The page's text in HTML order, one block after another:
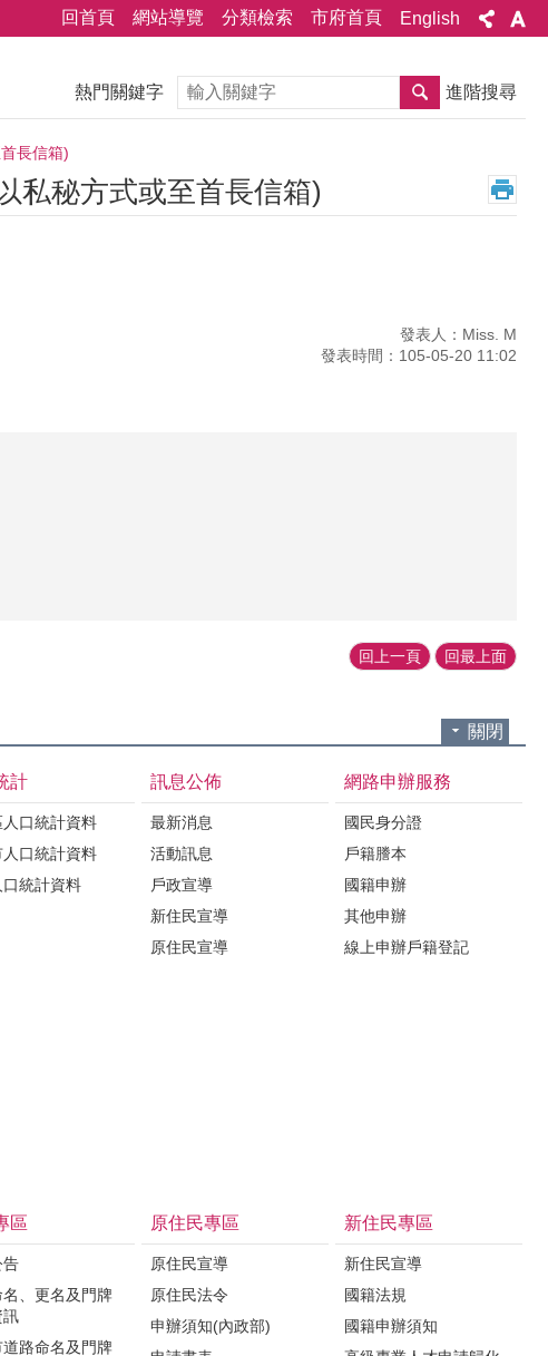
回首頁 網站導覽 分類檢索 市府首頁 English
熱門關鍵字 搜尋 進階搜尋
長信箱)
私秘方式或至首長信箱)
發表人：Miss. M
發表時間：105-05-20 11:02
回上一頁 回最上面
關閉
計
口統計資料
口統計資料
統計資料
訊息公佈
最新消息
活動訊息
戶政宣導
新住民宣導
原住民宣導
網路申辦服務
國民身分證
戶籍謄本
國籍申辦
其他申辦
線上申辦戶籍登記
區
告
、更名及門牌
訊
路命名及門牌
原住民專區
原住民宣導
原住民法令
申辦須知(內政部)
新住民專區
新住民宣導
國籍法規
國籍申辦須知